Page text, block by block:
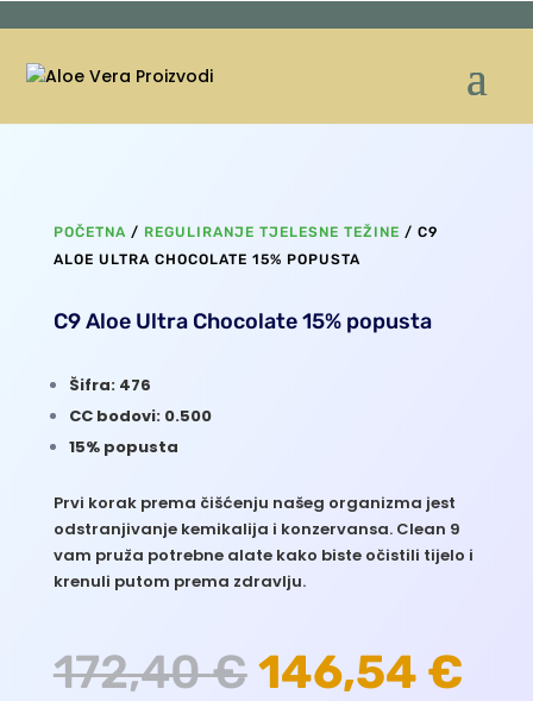
POČETNA / REGULIRANJE TJELESNE TEŽINE / C9
ALOE ULTRA CHOCOLATE 15% POPUSTA
C9 Aloe Ultra Chocolate 15% popusta
Šifra: 476
CC bodovi: 0.500
15% popusta
Prvi korak prema čišćenju našeg organizma jest
odstranjivanje kemikalija i konzervansa. Clean 9
vam pruža potrebne alate kako biste očistili tijelo i
krenuli putom prema zdravlju.
172,40€ Izvorna
146,54 €